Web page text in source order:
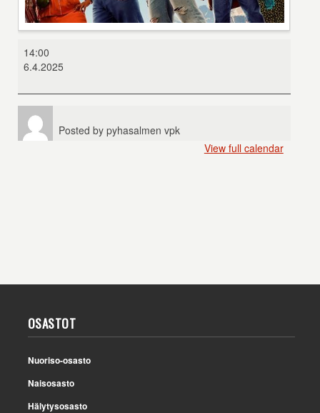
elokuva
14:00
6.4.2025
Posted by pyhasalmen vpk
View full calendar
OSASTOT
Nuoriso-osasto
Naisosasto
Hälytysosasto